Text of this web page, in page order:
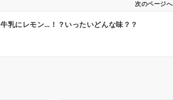
次のページへ
牛乳にレモン…！？いったいどんな味？？